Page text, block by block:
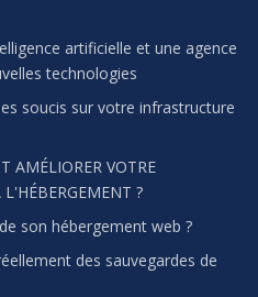
artificielle et une agence
technologies
soucis sur votre infrastructure
AMÉLIORER VOTRE
?
son hébergement web ?
des sauvegardes de